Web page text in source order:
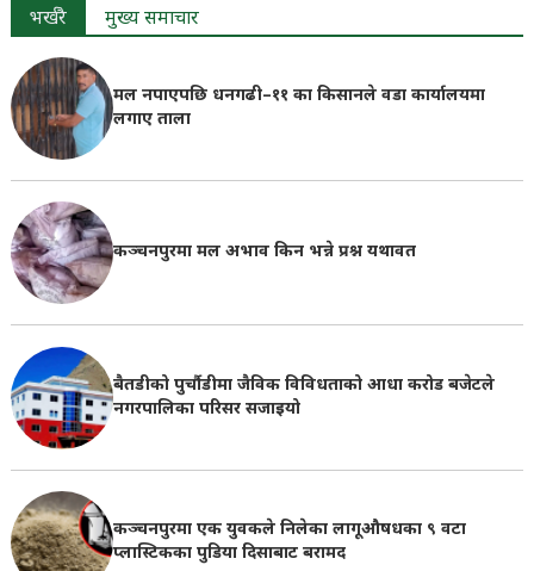
भर्खरै मुख्य समाचार
मल नपाएपछि धनगढी–११ का किसानले वडा कार्यालयमा
लगाए ताला
कञ्चनपुरमा मल अभाव किन भन्ने प्रश्न यथावत
बैतडीको पुर्चौडीमा जैविक विविधताको आधा करोड बजेटले
नगरपालिका परिसर सजाइयो
कञ्चनपुरमा एक युवकले निलेका लागूऔषधका ९ वटा
प्लास्टिकका पुडिया दिसाबाट बरामद